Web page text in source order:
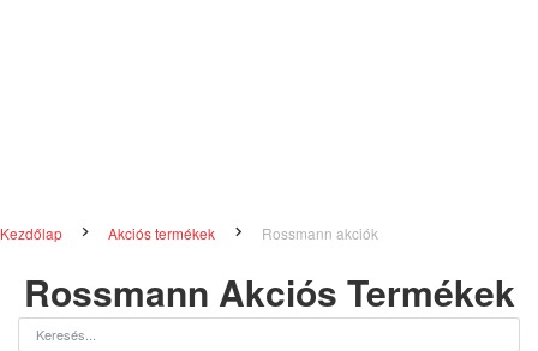
Kezdőlap Akciós termékek Rossmann akciók
Rossmann Akciós Termékek